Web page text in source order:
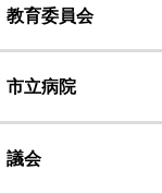
教育委員会
市立病院
議会